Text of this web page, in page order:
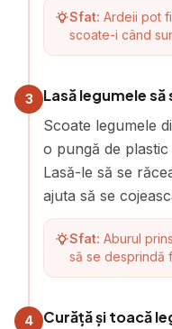
Sfat: Ardeii pot
scoate-i când
3 Lasă legumele să
Scoate legumele
o pungă de
Lasă-le să se
ajuta să se
Sfat: Aburul
să se desprindă
4 Curăță și toacă